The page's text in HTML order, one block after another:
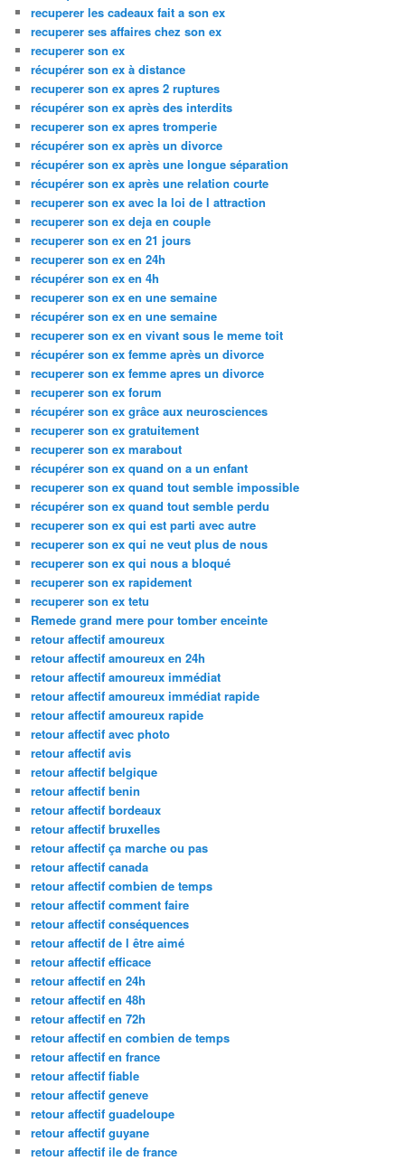
recuperer les cadeaux fait a son ex
recuperer ses affaires chez son ex
recuperer son ex
récupérer son ex à distance
recuperer son ex apres 2 ruptures
récupérer son ex après des interdits
recuperer son ex apres tromperie
récupérer son ex après un divorce
récupérer son ex après une longue séparation
récupérer son ex après une relation courte
recuperer son ex avec la loi de l attraction
recuperer son ex deja en couple
recuperer son ex en 21 jours
recuperer son ex en 24h
récupérer son ex en 4h
recuperer son ex en une semaine
récupérer son ex en une semaine
recuperer son ex en vivant sous le meme toit
récupérer son ex femme après un divorce
recuperer son ex femme apres un divorce
recuperer son ex forum
récupérer son ex grâce aux neurosciences
recuperer son ex gratuitement
recuperer son ex marabout
récupérer son ex quand on a un enfant
recuperer son ex quand tout semble impossible
récupérer son ex quand tout semble perdu
recuperer son ex qui est parti avec autre
recuperer son ex qui ne veut plus de nous
recuperer son ex qui nous a bloqué
recuperer son ex rapidement
recuperer son ex tetu
Remede grand mere pour tomber enceinte
retour affectif amoureux
retour affectif amoureux en 24h
retour affectif amoureux immédiat
retour affectif amoureux immédiat rapide
retour affectif amoureux rapide
retour affectif avec photo
retour affectif avis
retour affectif belgique
retour affectif benin
retour affectif bordeaux
retour affectif bruxelles
retour affectif ça marche ou pas
retour affectif canada
retour affectif combien de temps
retour affectif comment faire
retour affectif conséquences
retour affectif de l être aimé
retour affectif efficace
retour affectif en 24h
retour affectif en 48h
retour affectif en 72h
retour affectif en combien de temps
retour affectif en france
retour affectif fiable
retour affectif geneve
retour affectif guadeloupe
retour affectif guyane
retour affectif ile de france